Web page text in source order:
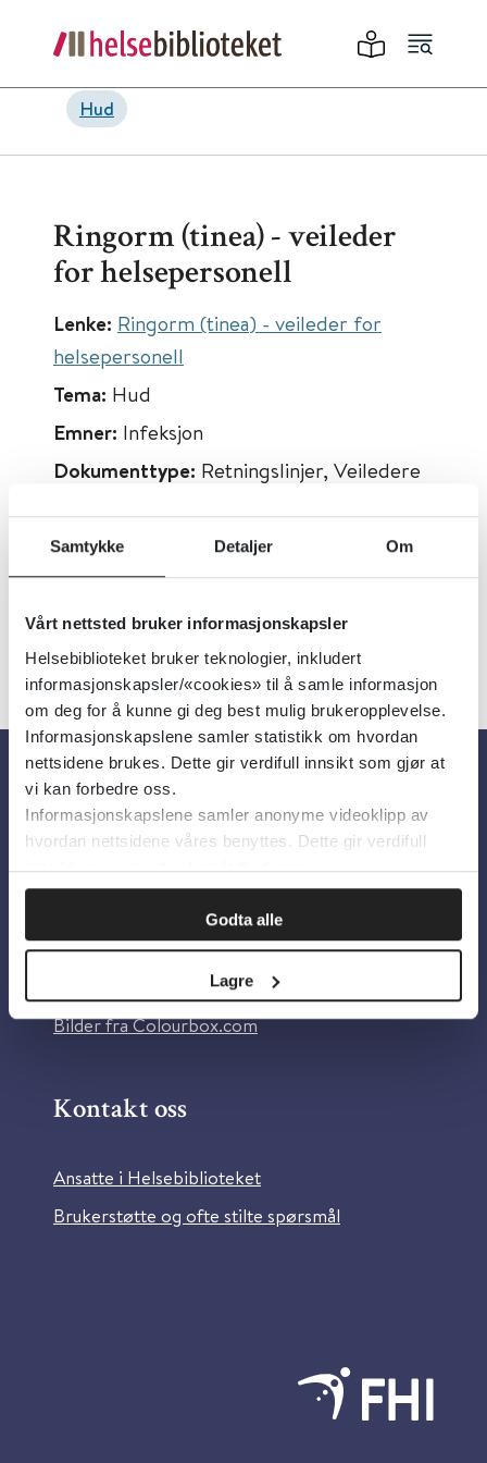
Samtykke Detaljer Om
Vårt nettsted bruker informasjonskapsler
Helsebiblioteket bruker teknologier, inkludert
informasjonskapsler/«cookies» til å samle informasjon
om deg for å kunne gi deg best mulig brukeropplevelse.
Informasjonskapslene samler statistikk om hvordan
nettsidene brukes. Dette gir verdifull innsikt som gjør at
vi kan forbedre oss.
Informasjonskapslene samler anonyme videoklipp av
hvordan nettsidene våres benyttes. Dette gir verdifull
innsikt som gjør at vi kan forbedre oss.
Godta alle
Lagre
Hud
Ringorm (tinea) - veileder
for helsepersonell
Lenke: Ringorm (tinea) - veileder for
helsepersonell
Tema: Hud
Emner: Infeksjon
Dokumenttype: Retningslinjer, Veiledere
Språk:Norsk
Om oss
Om Helsebiblioteket
Personvern og informasjonskapsler
Tilgjengelighetserklæring
Information in English
Bilder fra Colourbox.com
Kontakt oss
Ansatte i Helsebiblioteket
Brukerstøtte og ofte stilte spørsmål